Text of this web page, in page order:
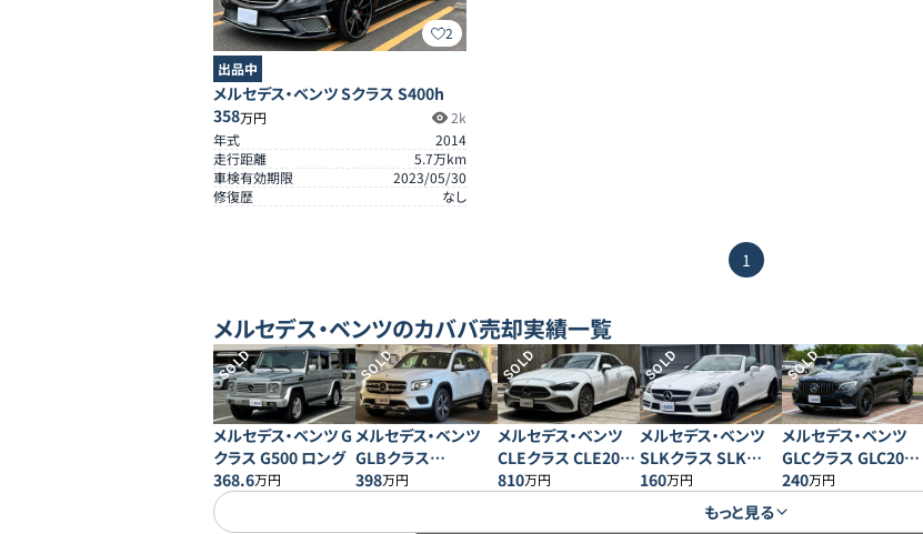
2
出品中
メルセデス・ベンツ Sクラス S400h
358万円
2k
年式
2014
走行距離
5.7万km
車検有効期限
2023/05/30
修復歴
なし
1
メルセデス・ベンツのカババ売却実績一覧
SOLD
メルセデス・ベンツ G
クラス G500 ロング
368.6万円
SOLD
メルセデス・ベンツ
GLBクラス
GLB200d 4MATIC
398万円
SOLD
メルセデス・ベンツ
CLEクラス CLE200
スポーツ カブリオレ
810万円
SOLD
メルセデス・ベンツ
SLKクラス SLK
200MT
160万円
SOLD
メルセデス・ベンツ
GLCクラス GLC200
クーペスポーツ
240万円
もっと見る